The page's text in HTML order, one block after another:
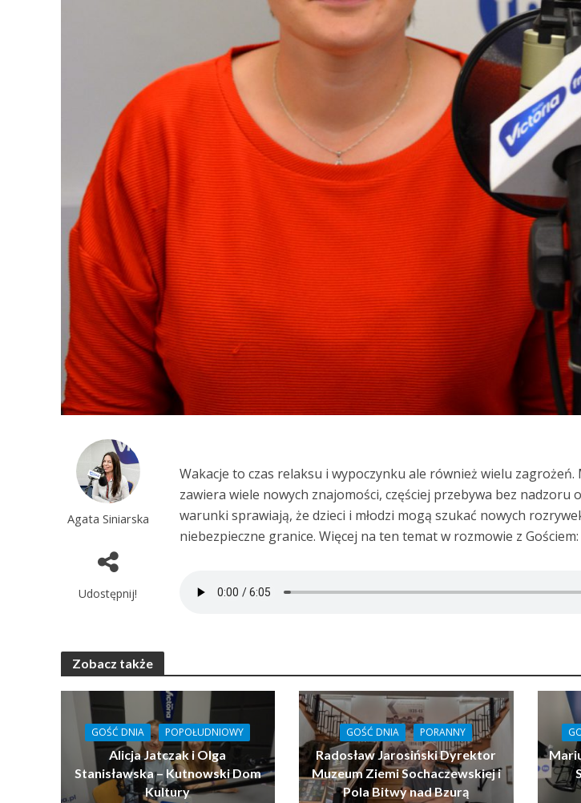
Agata Siniarska
Udostępnij!
Wakacje to czas relaksu i wypoczynku ale również wielu zagrożeń.
zawiera wiele nowych znajomości, częściej przebywa bez nadzoru
warunki sprawiają, że dzieci i młodzi mogą szukać nowych
niebezpieczne granice. Więcej na ten temat w rozmowie z Gościem:
Zobacz także
GOŚĆ DNIA POPOŁUDNIOWY
Alicja Jatczak i Olga
Stanisławska – Kutnowski Dom
Kultury
GOŚĆ DNIA PORANNY
Radosław Jarosiński Dyrektor
Muzeum Ziemi Sochaczewskiej i
Pola Bitwy nad Bzurą